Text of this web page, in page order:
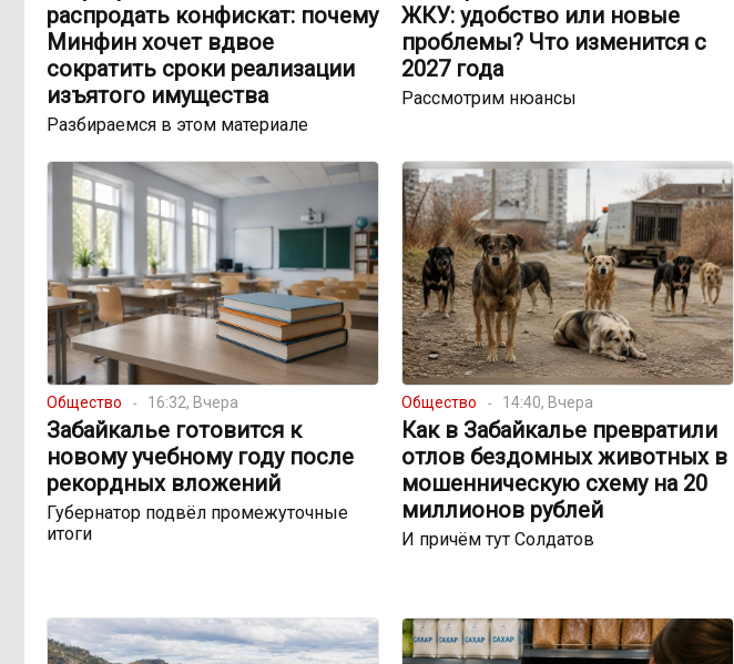
распродать конфискат: почему
Минфин хочет вдвое
сократить сроки реализации
изъятого имущества
Разбираемся в этом материале
ЖКУ: удобство или новые
проблемы? Что изменится с
2027 года
Рассмотрим нюансы
Общество 16:32, Вчера
Забайкалье готовится к
новому учебному году после
рекордных вложений
Губернатор подвёл промежуточные
итоги
Общество 14:40, Вчера
Как в Забайкалье превратили
отлов бездомных животных в
мошенническую схему на 20
миллионов рублей
И причём тут Солдатов